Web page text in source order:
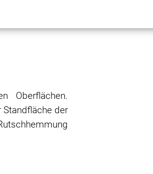
Oberflächen.
Standfläche der